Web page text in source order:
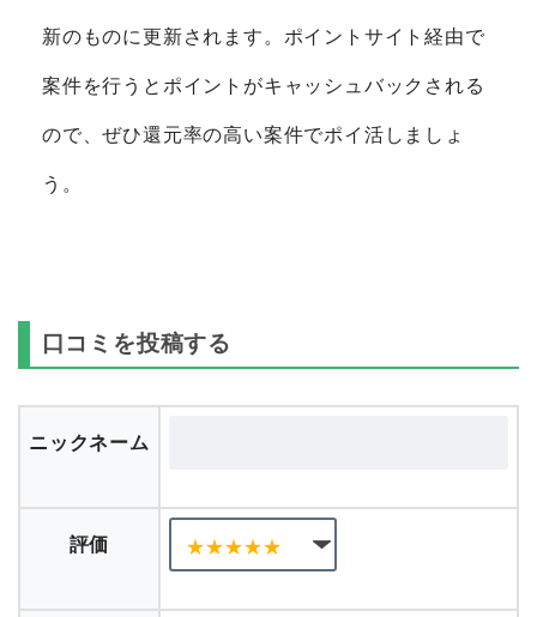
新のものに更新されます。ポイントサイト経由で
案件を行うとポイントがキャッシュバックされる
ので、ぜひ還元率の高い案件でポイ活しましょ
う。
口コミを投稿する
ニックネーム
評価